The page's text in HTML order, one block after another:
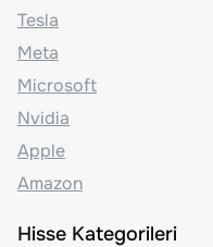
Tesla
Meta
Microsoft
Nvidia
Apple
Amazon
Hisse Kategorileri